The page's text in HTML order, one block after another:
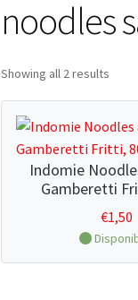
noodles
Showing all 2 results
Indomie
Gamberetti
€1,50